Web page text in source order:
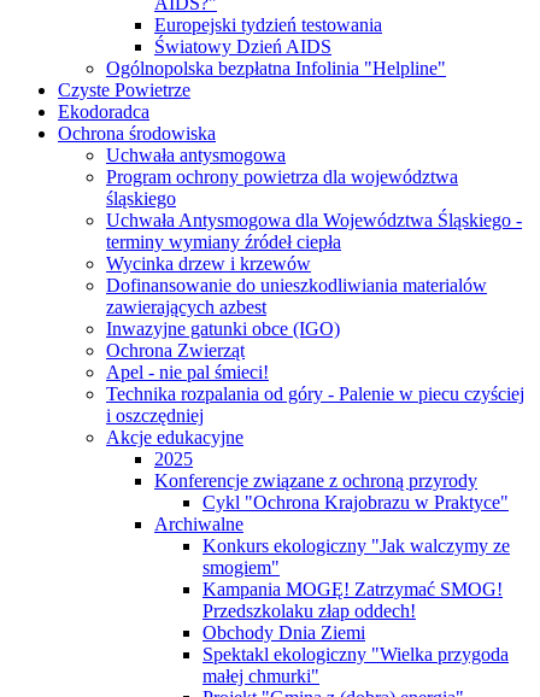
Europejski tydzień testowania
Światowy Dzień AIDS
Ogólnopolska bezpłatna Infolinia "Helpline"
Czyste Powietrze
Ekodoradca
Ochrona środowiska
Uchwała antysmogowa
Program ochrony powietrza dla województwa
śląskiego
Uchwała Antysmogowa dla Województwa Śląskiego -
terminy wymiany źródeł ciepła
Wycinka drzew i krzewów
Dofinansowanie do unieszkodliwiania materialów
zawierających azbest
Inwazyjne gatunki obce (IGO)
Ochrona Zwierząt
Apel - nie pal śmieci!
Technika rozpalania od góry - Palenie w piecu czyściej
i oszczędniej
Akcje edukacyjne
2025
Konferencje związane z ochroną przyrody
Cykl "Ochrona Krajobrazu w Praktyce"
Archiwalne
Konkurs ekologiczny "Jak walczymy ze
smogiem"
Kampania MOGĘ! Zatrzymać SMOG!
Przedszkolaku złap oddech!
Obchody Dnia Ziemi
Spektakl ekologiczny "Wielka przygoda
małej chmurki"